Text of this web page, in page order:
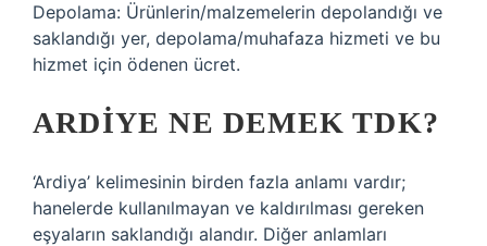
Depolama: Ürünlerin/malzemelerin depolandığı ve
saklandığı yer, depolama/muhafaza hizmeti ve bu
hizmet için ödenen ücret.
ARDIYE NE DEMEK TDK?
‘Ardiya’ kelimesinin birden fazla anlamı vardır;
hanelerde kullanılmayan ve kaldırılması gereken
eşyaların saklandığı alandır. Diğer anlamları